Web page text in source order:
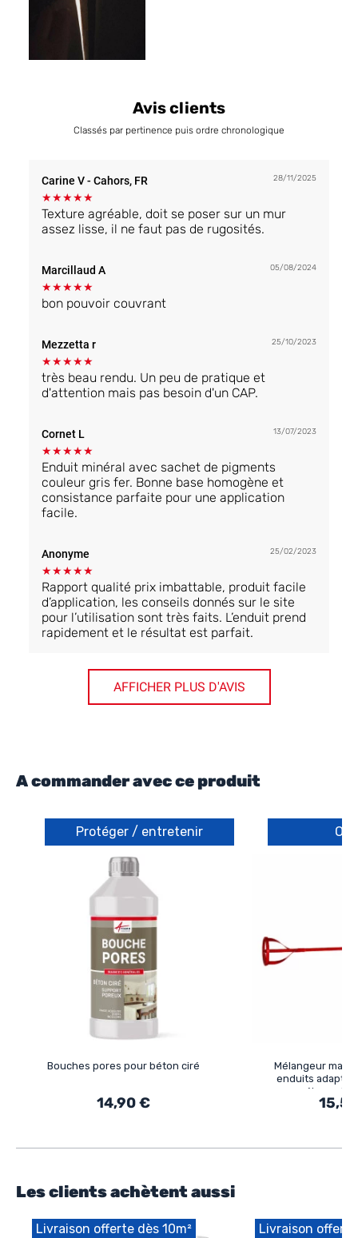
Avis clients
Classés par pertinence puis ordre chronologique
Carine V- Cahors, FR 28/11/2025
★★★★★
Texture agréable, doit se poser sur un mur
assez lisse, il ne faut pas de rugosités.
Marcillaud A 05/08/2024
★★★★★
bon pouvoir couvrant
Mezzetta r 25/10/2023
★★★★★
très beau rendu. Un peu de pratique et
d'attention mais pas besoin d'un CAP.
Cornet L 13/07/2023
★★★★★
Enduit minéral avec sachet de pigments
couleur gris fer. Bonne base homogène et
consistance parfaite pour une application
facile.
Anonyme 25/02/2023
★★★★★
Rapport qualité prix imbattable, produit facile
d’application, les conseils donnés sur le site
pour l’utilisation sont très faits. L’enduit prend
rapidement et le résultat est parfait.
AFFICHER PLUS D'AVIS
A commander avec ce produit
Protéger / entretenir
Bouches pores pour béton ciré
14,90 €
Mélangeur
enduits
mélange
Les clients achètent aussi
Livraison offerte dès 10m² Livraison offerte